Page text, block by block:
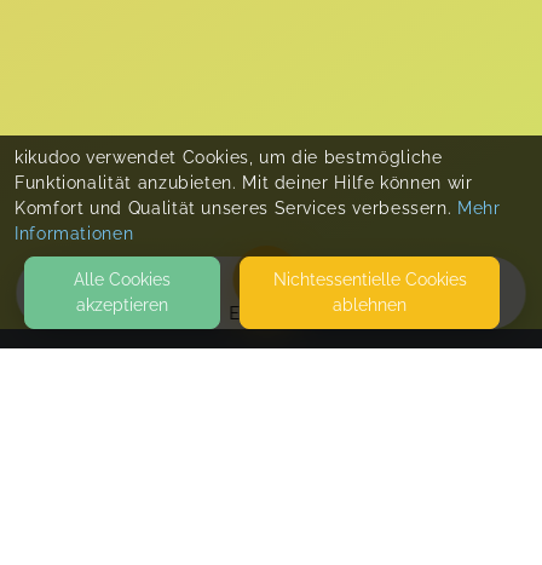
EVENTS
kikudoo verwendet Cookies, um die bestmögliche
Funktionalität anzubieten. Mit deiner Hilfe können wir
Komfort und Qualität unseres Services verbessern. Mehr
Informationen
Alle Cookies
akzeptieren
Nicht­essentielle Cookies
ablehnen